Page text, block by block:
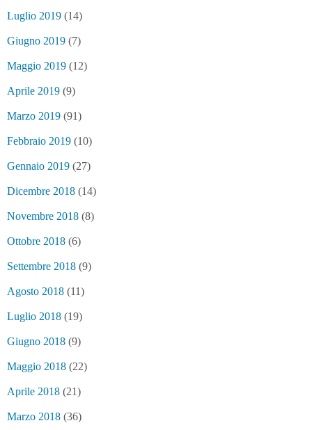
Luglio 2019 (14)
Giugno 2019 (7)
Maggio 2019 (12)
Aprile 2019 (9)
Marzo 2019 (91)
Febbraio 2019 (10)
Gennaio 2019 (27)
Dicembre 2018 (14)
Novembre 2018 (8)
Ottobre 2018 (6)
Settembre 2018 (9)
Agosto 2018 (11)
Luglio 2018 (19)
Giugno 2018 (9)
Maggio 2018 (22)
Aprile 2018 (21)
Marzo 2018 (36)